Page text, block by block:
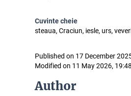
Cuvinte cheie
steaua, Craciun, iesle, urs,
Published on 17 December
Modified on 11 May 2026,
Author